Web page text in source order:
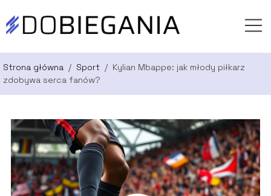
Strona główna / Sport / Kylian Mbappe: jak młody piłkarz
zdobywa serca fanów?